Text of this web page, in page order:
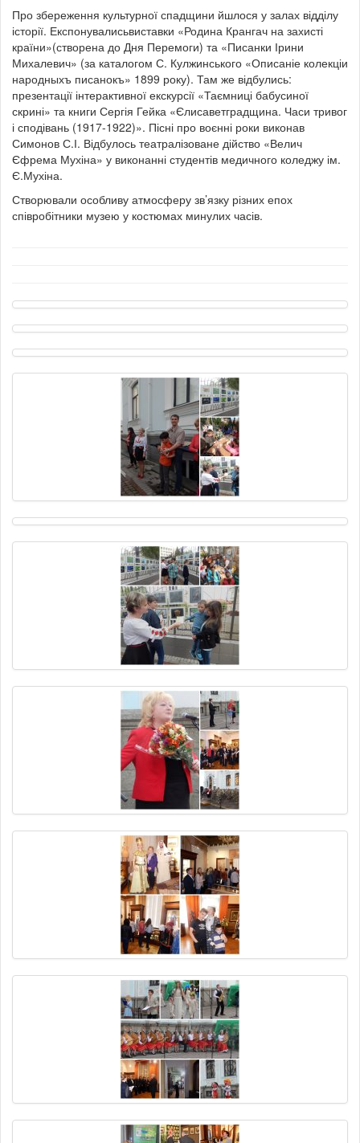
Про збереження культурної спадщини йшлося у залах відділу
історії. Експонувалисьвиставки «Родина Крангач на захисті
країни»(створена до Дня Перемоги) та «Писанки Ірини
Михалевич» (за каталогом С. Кулжинського «Описаніе колекціи
народныхъ писанокъ» 1899 року). Там же відбулись:
презентації інтерактивної екскурсії «Таємниці бабусиної
скрині» та книги Сергія Гейка «Єлисаветградщина. Часи тривог
і сподівань (1917-1922)». Пісні про воєнні роки виконав
Симонов С.І. Відбулось театралізоване дійство «Велич
Єфрема Мухіна» у виконанні студентів медичного коледжу ім.
Є.Мухіна.
Створювали особливу атмосферу зв’язку різних епох
співробітники музею у костюмах минулих часів.